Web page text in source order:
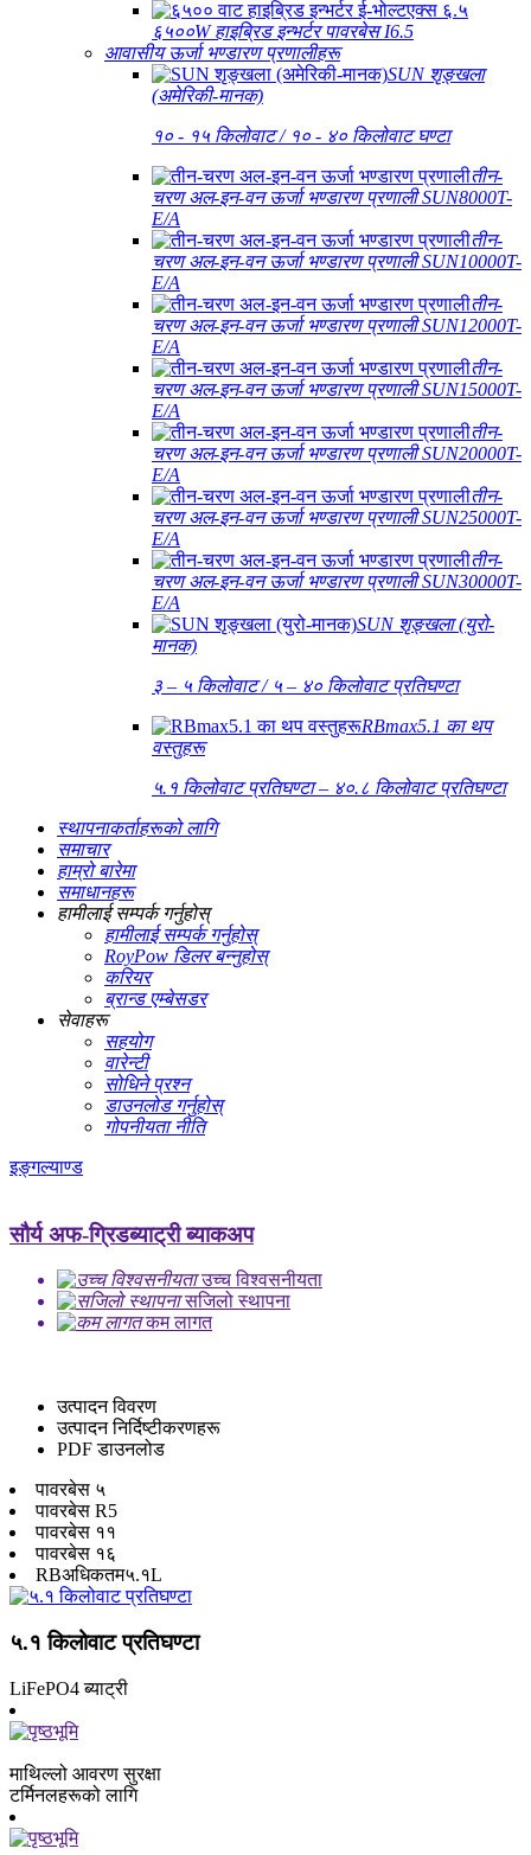
६५००W हाइब्रिड इन्भर्टर पावरबेस I6.5
आवासीय ऊर्जा भण्डारण प्रणालीहरू
SUN शृङ्खला
(अमेरिकी-मानक)
१० - १५ किलोवाट / १० - ४० किलोवाट घण्टा
तीन-
चरण अल-इन-वन ऊर्जा भण्डारण प्रणाली SUN8000T-
E/A
तीन-
चरण अल-इन-वन ऊर्जा भण्डारण प्रणाली SUN10000T-
E/A
तीन-
चरण अल-इन-वन ऊर्जा भण्डारण प्रणाली SUN12000T-
E/A
तीन-
चरण अल-इन-वन ऊर्जा भण्डारण प्रणाली SUN15000T-
E/A
तीन-
चरण अल-इन-वन ऊर्जा भण्डारण प्रणाली SUN20000T-
E/A
तीन-
चरण अल-इन-वन ऊर्जा भण्डारण प्रणाली SUN25000T-
E/A
तीन-
चरण अल-इन-वन ऊर्जा भण्डारण प्रणाली SUN30000T-
E/A
SUN शृङ्खला (युरो-
मानक)
३ – ५ किलोवाट / ५ – ४० किलोवाट प्रतिघण्टा
RBmax5.1 का थप
वस्तुहरू
५.१ किलोवाट प्रतिघण्टा – ४०.८ किलोवाट प्रतिघण्टा
स्थापनाकर्ताहरूको लागि
समाचार
हाम्रो बारेमा
समाधानहरू
हामीलाई सम्पर्क गर्नुहोस्
हामीलाई सम्पर्क गर्नुहोस्
RoyPow डिलर बन्नुहोस्
करियर
ब्रान्ड एम्बेसडर
सेवाहरू
सहयोग
वारेन्टी
सोधिने प्रश्न
डाउनलोड गर्नुहोस्
गोपनीयता नीति
इङ्गल्याण्ड
सौर्य अफ-ग्रिडब्याट्री ब्याकअप
उच्च विश्वसनीयता
सजिलो स्थापना
कम लागत
उत्पादन विवरण
उत्पादन निर्दिष्टीकरणहरू
PDF डाउनलोड
पावरबेस ५
पावरबेस R5
पावरबेस ११
पावरबेस १६
RBअधिकतम५.१L
५.१ किलोवाट प्रतिघण्टा
LiFePO4 ब्याट्री
माथिल्लो आवरण सुरक्षा
टर्मिनलहरूको लागि